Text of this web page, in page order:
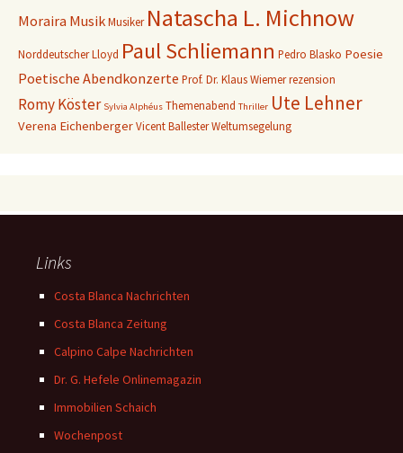
Moraira MusikMusiker Natascha L. Michnow
Norddeutscher Lloyd Paul Schliemann Pedro Blasko Poesie
Poetische Abendkonzerte Prof. Dr. Klaus Wiemerrezension
Romy Köster Sylvia Alphéus Themenabend Thriller Ute Lehner
Verena EichenbergerVicent BallesterWeltumsegelung
Links
Costa Blanca Nachrichten
Costa Blanca Zeitung
Calpino Calpe Nachrichten
Dr. G. Hefele Onlinemagazin
Immobilien Schaich
Wochenpost